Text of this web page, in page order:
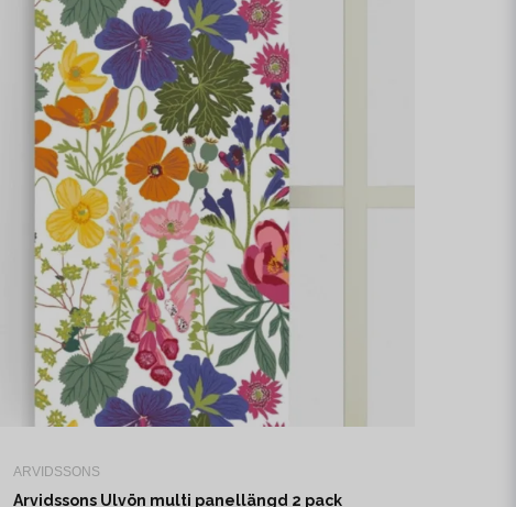
ARVIDSSONS
Arvidssons Ulvön multi panellängd 2 pack